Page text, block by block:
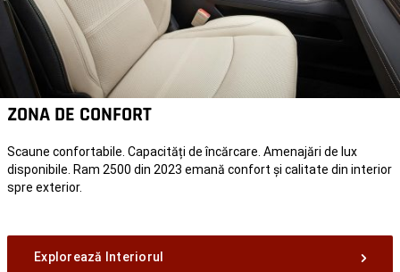
ZONA DE CONFORT
Scaune confortabile. Capacități de încărcare. Amenajări de lux
disponibile. Ram 2500 din 2023 emană confort și calitate din interior
spre exterior.
Explorează Interiorul